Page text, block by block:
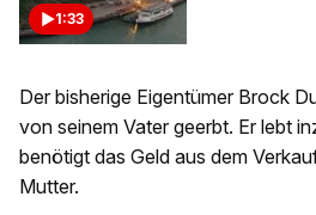
1:33
Der bisherige Eigentümer Brock
von seinem Vater geerbt. Er lebt
benötigt das Geld aus dem
Mutter.